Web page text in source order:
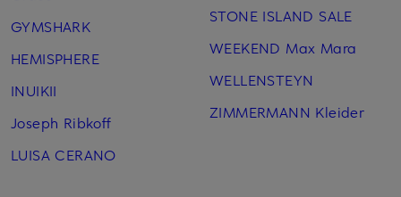
GYMSHARK
HEMISPHERE
INUIKII
Joseph Ribkoff
LUISA CERANO
STONE ISLAND SALE
WEEKEND Max Mara
WELLENSTEYN
ZIMMERMANN Kleider